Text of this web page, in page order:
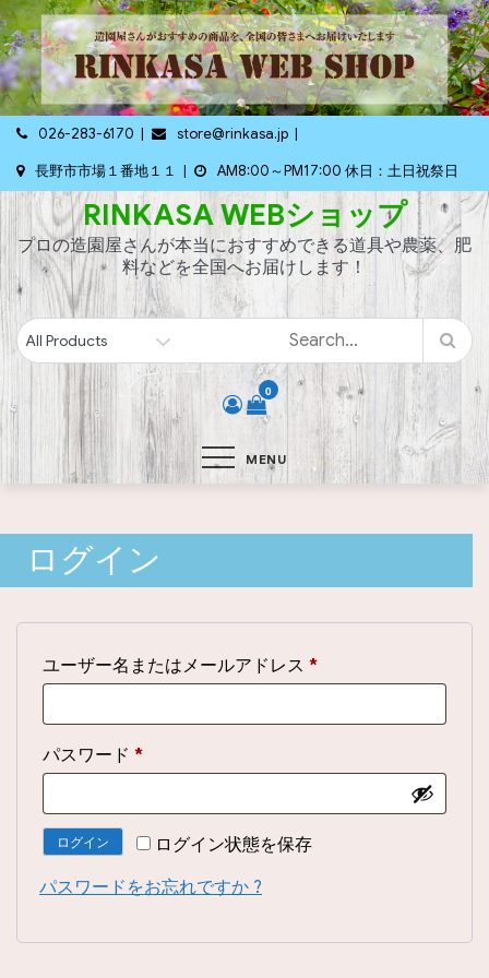
Skip
to
content
026-283-6170
store@rinkasa.jp
長野市市場１番地１１
AM8:00～PM17:00 休日：土日祝祭日
RINKASA WEBショップ
プロの造園屋さんが本当におすすめできる道具や農薬、肥
料などを全国へお届けします！
0
MENU
ログイン
ユーザー名またはメールアドレス *必
パスワード *必
ログイン状態を保存
ログイン
パスワードをお忘れですか ?